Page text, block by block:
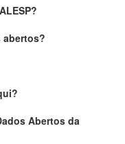
abertos?
Abertos da